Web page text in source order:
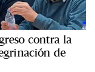
contra la
de